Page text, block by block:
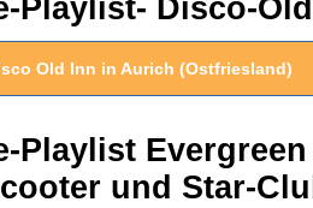
Playlist- Disco-
Old Inn in Aurich (Ostfriesland)
Playlist
und Star-